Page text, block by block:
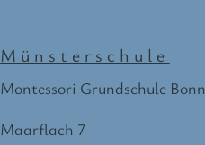
Münsterschule
Montessori Grundschule Bonn
Maarflach 7